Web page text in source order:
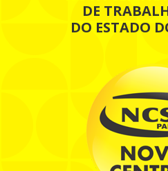
DE
DO ESTADO